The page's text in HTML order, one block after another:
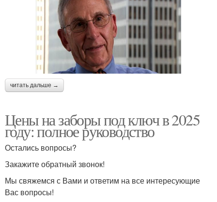
читать дальше →
Цены на заборы под ключ в 2025
году: полное руководство
Остались вопросы?
Закажите обратный звонок!
Мы свяжемся с Вами и ответим на все интересующие
Вас вопросы!